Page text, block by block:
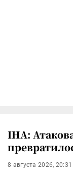
IHA:
8 августа 2026, 20:31